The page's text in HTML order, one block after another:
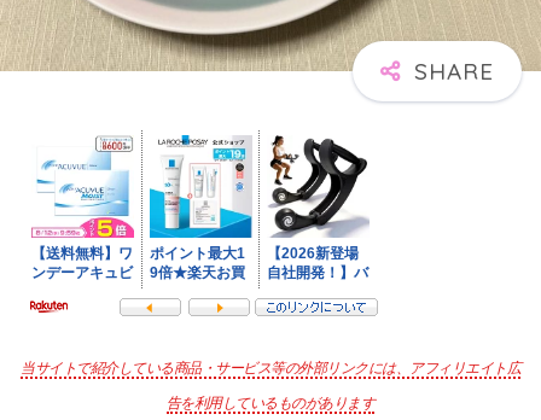
当サイトで紹介している商品・サービス等の外部リンクには、アフィリエイト広
告を利用しているものがあります